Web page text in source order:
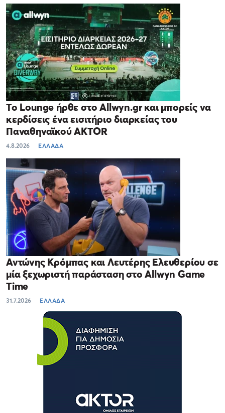
Το Lounge ήρθε στο Allwyn.gr και μπορείς να
κερδίσεις ένα εισιτήριο διαρκείας του
Παναθηναϊκού AKTOR
4.8.2026 ΕΛΛΑΔΑ
Αντώνης Κρόμπας και Λευτέρης Ελευθερίου σε
μία ξεχωριστή παράσταση στο Allwyn Game
Time
31.7.2026 ΕΛΛΑΔΑ